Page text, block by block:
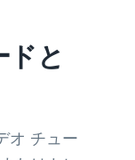
ドと
オ チュー